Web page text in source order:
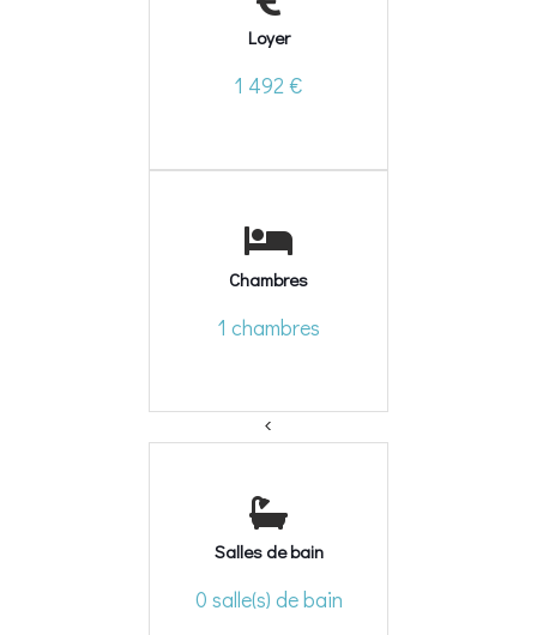
Loyer
1 492 €
Chambres
1 chambres
<
Salles de bain
0 salle(s) de bain